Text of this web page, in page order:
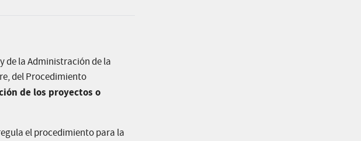
de la Administración de la
del Procedimiento
de los proyectos o
el procedimiento para la